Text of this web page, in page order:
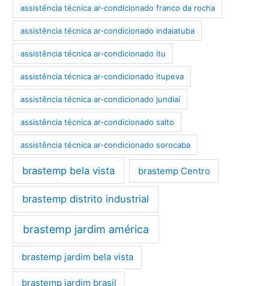
assistência técnica ar-condicionado franco da rocha
assistência técnica ar-condicionado indaiatuba
assistência técnica ar-condicionado itu
assistência técnica ar-condicionado itupeva
assistência técnica ar-condicionado jundiaí
assistência técnica ar-condicionado salto
assistência técnica ar-condicionado sorocaba
brastemp bela vista brastemp Centro
brastemp distrito industrial
brastemp jardim américa
brastemp jardim bela vista
brastemp jardim brasil